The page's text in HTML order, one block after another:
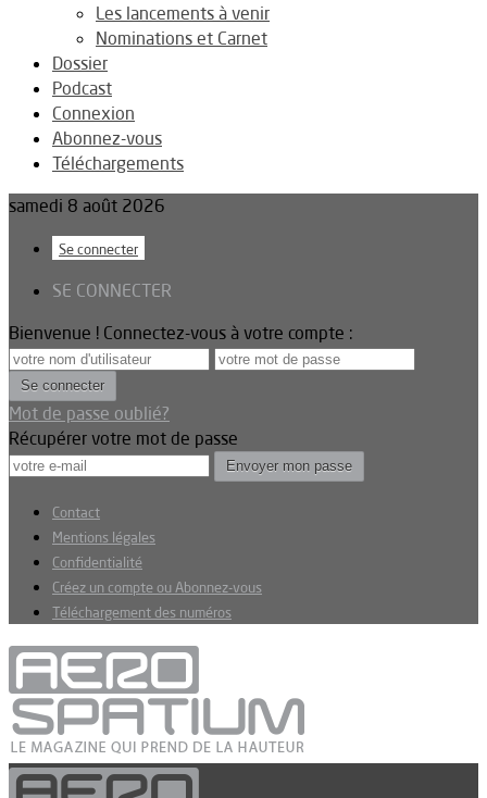
Les lancements à venir
Nominations et Carnet
Dossier
Podcast
Connexion
Abonnez-vous
Téléchargements
samedi 8 août 2026
Se connecter
SE CONNECTER
Bienvenue ! Connectez-vous à votre compte :
Mot de passe oublié?
Récupérer votre mot de passe
Contact
Mentions légales
Confidentialité
Créez un compte ou Abonnez-vous
Téléchargement des numéros